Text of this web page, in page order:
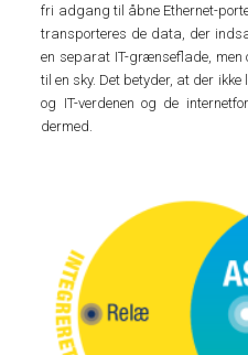
fri adgang til åbne Ethernet-
transporteres de data, der
en separat IT-grænseflade,
til en sky. Det betyder, at der
og IT-verdenen og de
dermed.